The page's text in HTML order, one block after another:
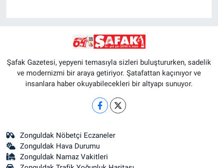
Şafak Gazetesi, yepyeni temasıyla sizleri buluştururken, sadelik
ve modernizmi bir araya getiriyor. Şatafattan kaçınıyor ve
insanlara haber okuyabilecekleri bir altyapı sunuyor.
Zonguldak Nöbetçi Eczaneler
Zonguldak Hava Durumu
Zonguldak Namaz Vakitleri